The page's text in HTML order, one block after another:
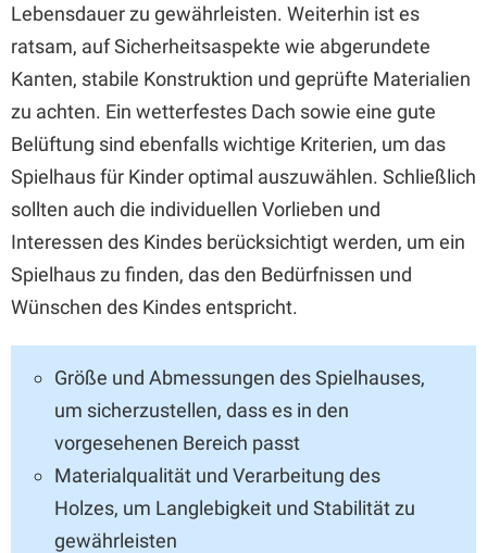
Lebensdauer zu gewährleisten. Weiterhin ist es
ratsam, auf Sicherheitsaspekte wie abgerundete
Kanten, stabile Konstruktion und geprüfte Materialien
zu achten. Ein wetterfestes Dach sowie eine gute
Belüftung sind ebenfalls wichtige Kriterien, um das
Spielhaus für Kinder optimal auszuwählen. Schließlich
sollten auch die individuellen Vorlieben und
Interessen des Kindes berücksichtigt werden, um ein
Spielhaus zu finden, das den Bedürfnissen und
Wünschen des Kindes entspricht.
Größe und Abmessungen des Spielhauses,
um sicherzustellen, dass es in den
vorgesehenen Bereich passt
Materialqualität und Verarbeitung des
Holzes, um Langlebigkeit und Stabilität zu
gewährleisten